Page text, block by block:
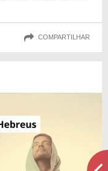
COMPARTILHAR